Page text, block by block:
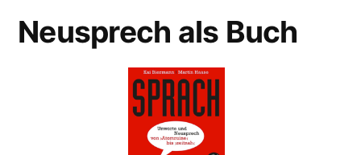
Neusprech als Buch